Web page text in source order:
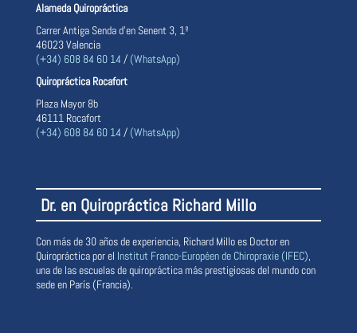
Alameda Quiropráctica
Carrer Antiga Senda d’en Senent 3, 1º
46023 Valencia
(+34) 608 84 60 14 / (WhatsApp)
Quiropráctica Rocafort
Plaza Mayor 8b
46111 Rocafort
(+34) 608 84 60 14 / (WhatsApp)
Dr. en Quiropráctica Richard Millo
Con más de 30 años de experiencia, Richard Millo es Doctor en
Quiropráctica por el Institut Franco-Européen de Chiropraxie (IFEC)
una de las escuelas de quiropráctica más prestigiosas del mundo con
sede en París (Francia).